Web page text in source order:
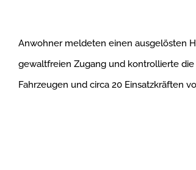
Anwohner meldeten einen ausgelösten
gewaltfreien Zugang und kontrollierte
Fahrzeugen und circa 20 Einsatzkräften